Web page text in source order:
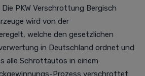
PKW Verschrottung Bergisch
wird von der
welche den gesetzlichen
in Deutschland ordnet und
alle Schrottautos in einem
Prozess verschrottet